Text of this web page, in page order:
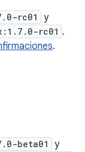
rc01 y
rc01 .
.
beta01 y